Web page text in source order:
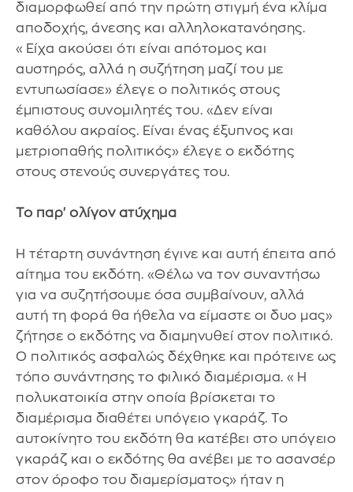
διαμορφωθεί από την πρώτη στιγμή ένα κλίμα
αποδοχής, άνεσης και αλληλοκατανόησης.
«Είχα ακούσει ότι είναι απότομος και
αυστηρός, αλλά η συζήτηση μαζί του με
εντυπωσίασε» έλεγε ο πολιτικός στους
έμπιστους συνομιλητές του. «Δεν είναι
καθόλου ακραίος. Είναι ένας έξυπνος και
μετριοπαθής πολιτικός» έλεγε ο εκδότης
στους στενούς συνεργάτες του.
Το παρ' ολίγον ατύχημα
Η τέταρτη συνάντηση έγινε και αυτή έπειτα από
αίτημα του εκδότη. «Θέλω να τον συναντήσω
για να συζητήσουμε όσα συμβαίνουν, αλλά
αυτή τη φορά θα ήθελα να είμαστε οι δυο μας»
ζήτησε ο εκδότης να διαμηνυθεί στον πολιτικό.
Ο πολιτικός ασφαλώς δέχθηκε και πρότεινε ως
τόπο συνάντησης το φιλικό διαμέρισμα. «Η
πολυκατοικία στην οποία βρίσκεται το
διαμέρισμα διαθέτει υπόγειο γκαράζ. Το
αυτοκίνητο του εκδότη θα κατέβει στο υπόγειο
γκαράζ και ο εκδότης θα ανέβει με το ασανσέρ
στον όροφο του διαμερίσματος» ήταν η